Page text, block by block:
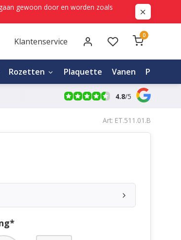
gewoon door en worden zoals
Klantenservice
0
Rozetten Plaquette Vanen
4.8/5
Art: ET.511.01.B